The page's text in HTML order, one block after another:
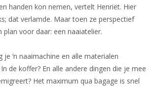
handen kon nemen, vertelt Henriët. Hier
dat verlamde. Maar toen ze perspectief
plan voor daar: een naaiatelier.
je ‘n naaimachine en alle materialen
de koffer? En alle andere dingen die je mee
Het maximum qua bagage is snel